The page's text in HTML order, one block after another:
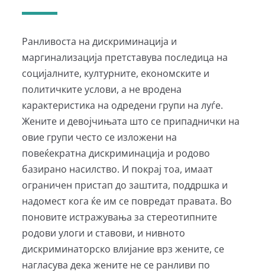
Ранливоста на дискриминација и
маргинализација претставува последица на
социјалните, културните, економските и
политичките услови, а не вродена
карактеристика на одредени групи на луѓе.
Жените и девојчињата што се припаднички на
овие групи често се изложени на
повеќекратна дискриминација и родово
базирано насилство. И покрај тоа, имаат
ограничен пристап до заштита, поддршка и
надомест кога ќе им се повредат правата. Во
поновите истражувања за стереотипните
родови улоги и ставови, и нивното
дискриминаторско влијание врз жените, се
нагласува дека жените не се ранливи по